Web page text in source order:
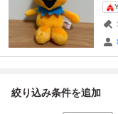
絞り込み条件を追加